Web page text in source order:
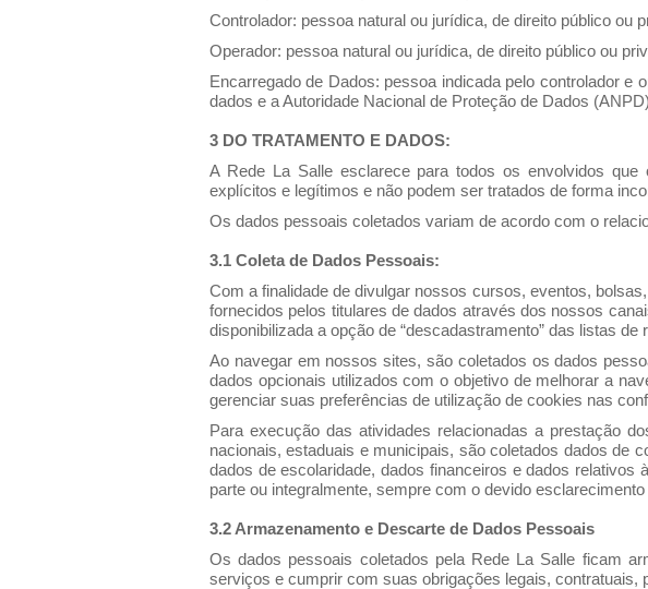
Controlador: pessoa natural ou jurídica, de direito público
Operador: pessoa natural ou jurídica, de direito público ou
Encarregado de Dados: pessoa indicada pelo controlador e
dados e a Autoridade Nacional de Proteção de Dados
3 DO TRATAMENTO E DADOS:
A Rede La Salle esclarece para todos os envolvidos
explícitos e legítimos e não podem ser tratados de forma
Os dados pessoais coletados variam de acordo com o
3.1 Coleta de Dados Pessoais:
Com a finalidade de divulgar nossos cursos, eventos,
fornecidos pelos titulares de dados através dos nossos
disponibilizada a opção de “descadastramento” das listas de
Ao navegar em nossos sites, são coletados os dados
dados opcionais utilizados com o objetivo de melhorar a
gerenciar suas preferências de utilização de cookies nas
Para execução das atividades relacionadas a prestação
nacionais, estaduais e municipais, são coletados dados de
dados de escolaridade, dados financeiros e dados
parte ou integralmente, sempre com o devido esclarecimento
3.2 Armazenamento e Descarte de Dados Pessoais
Os dados pessoais coletados pela Rede La Salle ficam
serviços e cumprir com suas obrigações legais, contratuais,